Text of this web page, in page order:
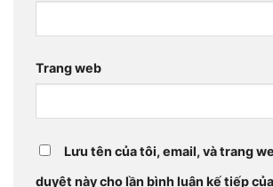
Trang web
Lưu tên của tôi, email, và trang
duyệt này cho lần bình luận kế tiếp